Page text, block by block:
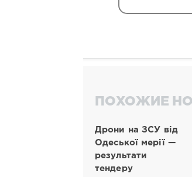
ПОХОЖИЕ
Дрони на ЗСУ від
Одеської мерії —
результати
тендеру